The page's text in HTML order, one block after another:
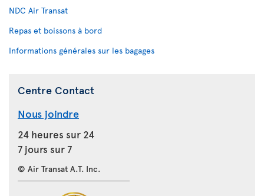
NDC Air Transat
Repas et boissons à bord
Informations générales sur les bagages
Centre Contact
Nous joindre
24 heures sur 24
7 jours sur 7
© Air Transat A.T. Inc.